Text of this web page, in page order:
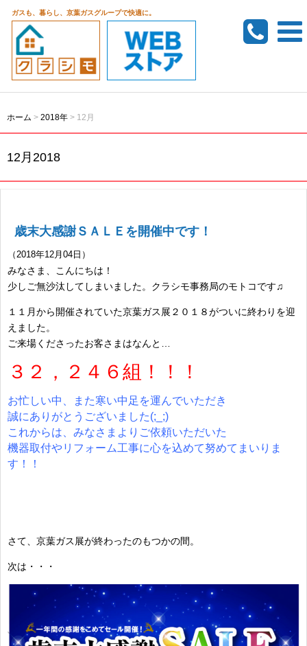
ガスも、暮らし、京葉ガスグループで快適に。
ホーム > 2018年 > 12月
12月2018
歳末大感謝ＳＡＬＥを開催中です！
（2018年12月04日）
みなさま、こんにちは！
少しご無沙汰してしまいました。クラシモ事務局のモトコです♫
１１月から開催されていた京葉ガス展２０１８がついに終わりを迎
えました。
ご来場くださったお客さまはなんと…
３２，２４６組！！！
お忙しい中、また寒い中足を運んでいただき
誠にありがとうございました(;_;)
これからは、みなさまよりご依頼いただいた
機器取付やリフォーム工事に心を込めて努めてまいりま
す！！
さて、京葉ガス展が終わったのもつかの間。
次は・・・